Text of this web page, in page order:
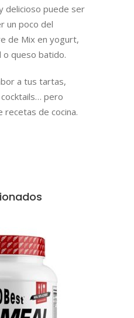
delicioso puede ser
un poco del
de Mix en yogurt,
o queso batido.
a tus tartas,
pero
recetas de cocina.